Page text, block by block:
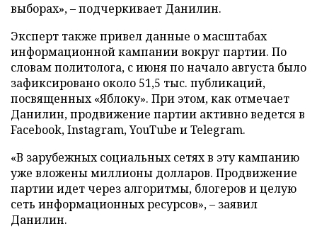
выборах», – подчеркивает Данилин.
Эксперт также привел данные о масштабах
информационной кампании вокруг партии. По
словам политолога, с июня по начало августа было
зафиксировано около 51,5 тыс. публикаций,
посвященных «Яблоку». При этом, как отмечает
Данилин, продвижение партии активно ведется в
Facebook, Instagram, YouTube и Telegram.
«В зарубежных социальных сетях в эту кампанию
уже вложены миллионы долларов. Продвижение
партии идет через алгоритмы, блогеров и целую
сеть информационных ресурсов», – заявил
Данилин.